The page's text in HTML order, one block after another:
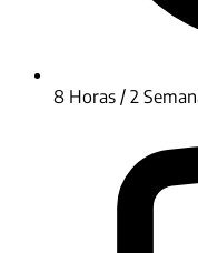
8 Horas / 2